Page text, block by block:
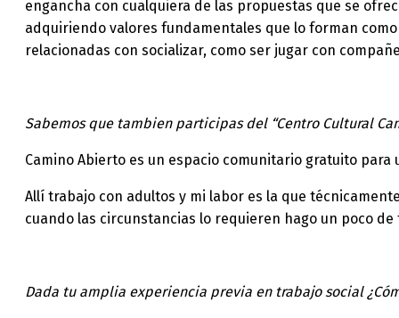
engancha con cualquiera de las propuestas que se
adquiriendo valores fundamentales que lo forman
relacionadas con socializar, como ser jugar con
Sabemos que tambien participas del “Centro Cultural
Camino Abierto es un espacio comunitario gratuito
Allí trabajo con adultos y mi labor es la que
cuando las circunstancias lo requieren hago un poco
Dada tu amplia experiencia previa en trabajo social